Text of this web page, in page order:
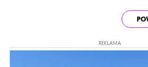
REKLAMA